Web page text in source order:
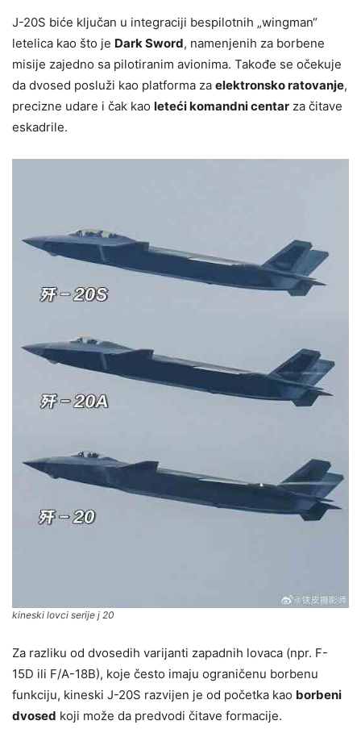
J-20S biće ključan u integraciji bespilotnih „wingman“
letelica kao što je Dark Sword, namenjenih za borbene
misije zajedno sa pilotiranim avionima. Takođe se očekuje
da dvosed posluži kao platforma za elektronsko ratovanje,
precizne udare i čak kao leteći komandni centar za čitave
eskadrile.
kineski lovci serije j 20
Za razliku od dvosedih varijanti zapadnih lovaca (npr. F-
15D ili F/A-18B), koje često imaju ograničenu borbenu
funkciju, kineski J-20S razvijen je od početka kao borbeni
dvosed koji može da predvodi čitave formacije.